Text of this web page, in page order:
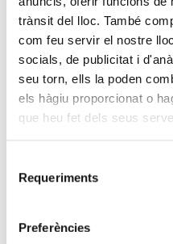
trànsit del lloc. També
com feu servir el nostre
socials, de publicitat i
seu torn, ells la poden
els hàgiu proporcionat o
que heu fet dels seus
Requeriments
Preferències
5 d'agost de 2026
La creativitat torna a ser
la Comissió d’Acció Social del
través de l’art i vols compartir